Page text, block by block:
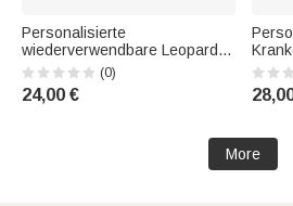
Personalisierte
wiederverwendbare Leopard
Glas Becher mit Bambus-
Deckel und Strohhalm 20oz
(0)
24,00 €
More